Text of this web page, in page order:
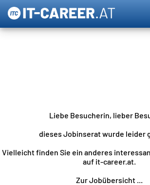
Liebe Besucherin, lieber
dieses Jobinserat wurde leider
Vielleicht finden Sie ein anderes
auf it-career.at.
Zur Jobübersicht ...